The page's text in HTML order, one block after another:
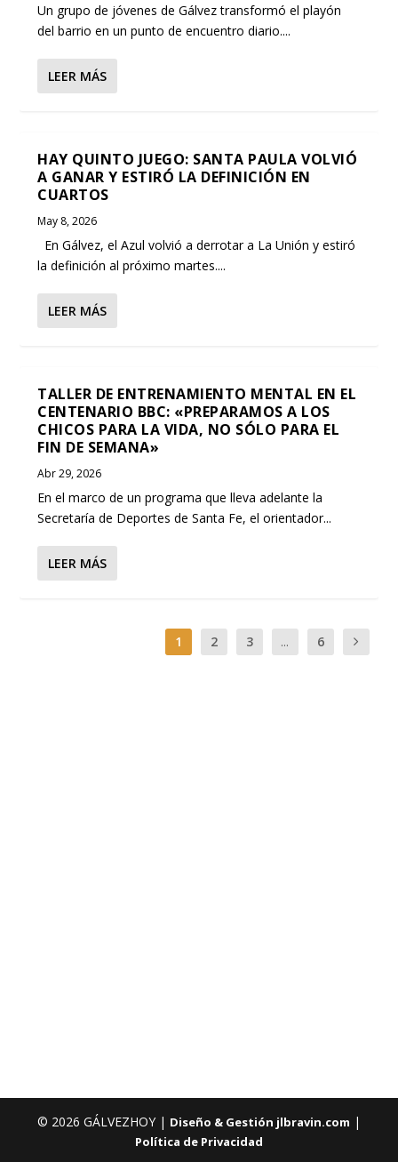
Un grupo de jóvenes de Gálvez transformó el playón
del barrio en un punto de encuentro diario....
LEER MÁS
HAY QUINTO JUEGO: SANTA PAULA VOLVIÓ
A GANAR Y ESTIRÓ LA DEFINICIÓN EN
CUARTOS
May 8, 2026
En Gálvez, el Azul volvió a derrotar a La Unión y estiró
la definición al próximo martes....
LEER MÁS
TALLER DE ENTRENAMIENTO MENTAL EN EL
CENTENARIO BBC: «PREPARAMOS A LOS
CHICOS PARA LA VIDA, NO SÓLO PARA EL
FIN DE SEMANA»
Abr 29, 2026
En el marco de un programa que lleva adelante la
Secretaría de Deportes de Santa Fe, el orientador...
LEER MÁS
1 2 3 ... 6
© 2026 GÁLVEZHOY | Diseño & Gestión jlbravin.com |
Política de Privacidad